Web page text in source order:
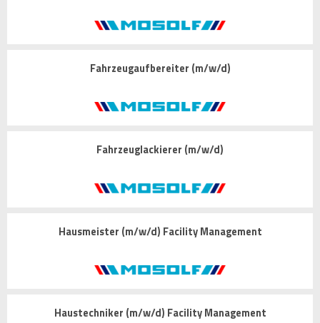
Fahrzeugaufbereiter (m/w/d)
Fahrzeuglackierer (m/w/d)
Hausmeister (m/w/d) Facility Management
Haustechniker (m/w/d) Facility Management